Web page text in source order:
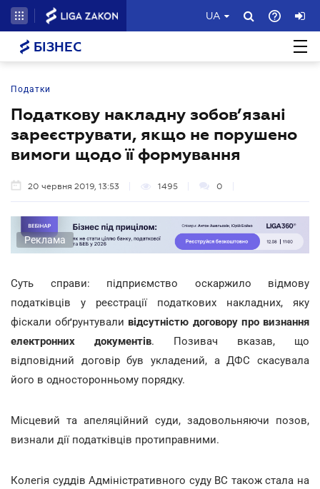
UA
БІЗНЕС
Податки
Податкову накладну зобов’язані
зареєструвати, якщо не порушено
вимоги щодо її формування
20 червня 2019, 13:53 1495 0
Реклама
Суть справи: підприємство оскаржило відмову
податківців у реєстрації податкових накладних, яку
фіскали обґрунтували відсутністю договору про визнання
електронних документів. Позивач вказав, що
відповідний договір був укладений, а ДФС скасувала
його в односторонньому порядку.
Місцевий та апеляційний суди, задовольняючи позов,
визнали дії податківців протиправними.
Колегія суддів Адміністративного суду ВС також стала на